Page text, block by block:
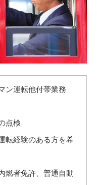
ン運転他付帯業務
点検
転経験のある方を希
燃者免許、普通自動